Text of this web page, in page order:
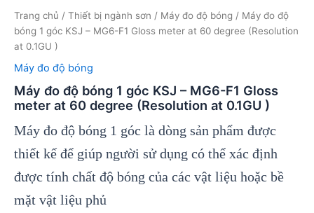
Trang chủ / Thiết bị ngành sơn / Máy đo độ bóng / Máy đo độ
bóng 1 góc KSJ – MG6-F1 Gloss meter at 60 degree (Resolution
at 0.1GU )
Máy đo độ bóng
Máy đo độ bóng 1 góc KSJ – MG6-F1 Gloss
meter at 60 degree (Resolution at 0.1GU )
Máy đo độ bóng 1 góc là dòng sản phẩm được
thiết kế để giúp người sử dụng có thể xác định
được tính chất độ bóng của các vật liệu hoặc bề
mặt vật liệu phủ